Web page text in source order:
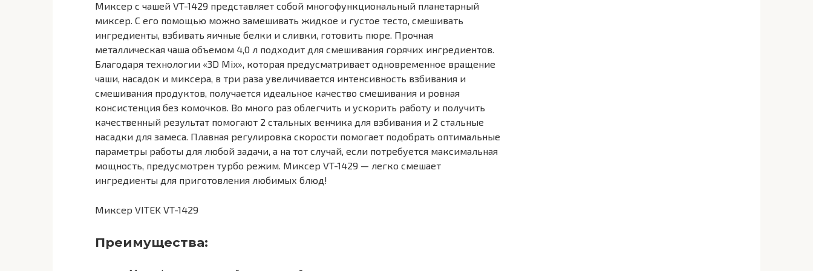
Миксер с чашей VT-1429 представляет собой многофункциональный планетарный
миксер. С его помощью можно замешивать жидкое и густое тесто, смешивать
ингредиенты, взбивать яичные белки и сливки, готовить пюре. Прочная
металлическая чаша объемом 4,0 л подходит для смешивания горячих ингредиентов.
Благодаря технологии «3D Mix», которая предусматривает одновременное вращение
чаши, насадок и миксера, в три раза увеличивается интенсивность взбивания и
смешивания продуктов, получается идеальное качество смешивания и ровная
консистенция без комочков. Во много раз облегчить и ускорить работу и получить
качественный результат помогают 2 стальных венчика для взбивания и 2 стальные
насадки для замеса. Плавная регулировка скорости помогает подобрать оптимальные
параметры работы для любой задачи, а на тот случай, если потребуется максимальная
мощность, предусмотрен турбо режим. Миксер VT-1429 — легко смешает
ингредиенты для приготовления любимых блюд!
Миксер VITEK VT-1429
Преимущества: